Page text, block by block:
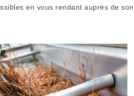
en vous rendant auprès de